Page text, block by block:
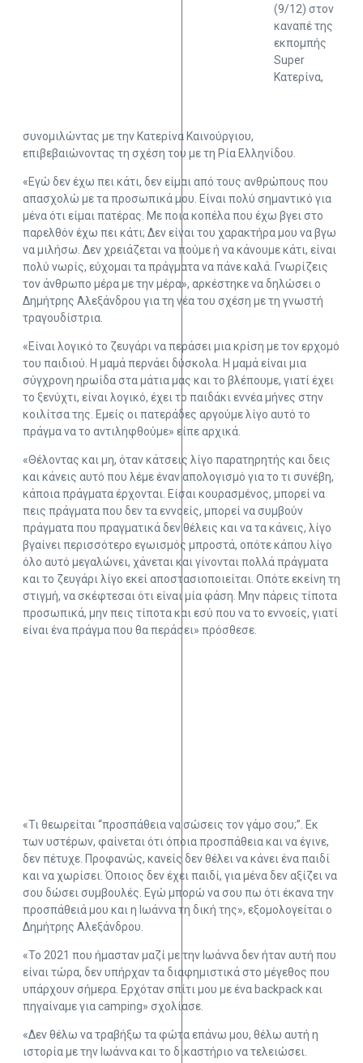
(9/12) στον
καναπέ της
εκπομπής
Super
Κατερίνα,
συνομιλώντας με την Κατερίνα Καινούργιου,
επιβεβαιώνοντας τη σχέση του με τη Ρία Ελληνίδου.
«Εγώ δεν έχω πει κάτι, δεν είμαι από τους ανθρώπους που
απασχολώ με τα προσωπικά μου. Είναι πολύ σημαντικό για
μένα ότι είμαι πατέρας. Με ποια κοπέλα που έχω βγει στο
παρελθόν έχω πει κάτι; Δεν είναι του χαρακτήρα μου να βγω
να μιλήσω. Δεν χρειάζεται να πούμε ή να κάνουμε κάτι, είναι
πολύ νωρίς, εύχομαι τα πράγματα να πάνε καλά. Γνωρίζεις
τον άνθρωπο μέρα με την μέρα», αρκέστηκε να δηλώσει ο
Δημήτρης Αλεξάνδρου για τη νέα του σχέση με τη γνωστή
τραγουδίστρια.
«Είναι λογικό το ζευγάρι να περάσει μια κρίση με τον ερχομό
του παιδιού. Η μαμά περνάει δύσκολα. Η μαμά είναι μια
σύγχρονη ηρωίδα στα μάτια μας και το βλέπουμε, γιατί έχει
το ξενύχτι, είναι λογικό, έχει το παιδάκι εννέα μήνες στην
κοιλίτσα της. Εμείς οι πατεράδες αργούμε λίγο αυτό το
πράγμα να το αντιληφθούμε» είπε αρχικά.
«Θέλοντας και μη, όταν κάτσεις λίγο παρατηρητής και δεις
και κάνεις αυτό που λέμε έναν απολογισμό για το τι συνέβη,
κάποια πράγματα έρχονται. Είσαι κουρασμένος, μπορεί να
πεις πράγματα που δεν τα εννοείς, μπορεί να συμβούν
πράγματα που πραγματικά δεν θέλεις και να τα κάνεις, λίγο
βγαίνει περισσότερο εγωισμός μπροστά, οπότε κάπου λίγο
όλο αυτό μεγαλώνει, χάνεται και γίνονται πολλά πράγματα
και το ζευγάρι λίγο εκεί αποστασιοποιείται. Οπότε εκείνη τη
στιγμή, να σκέφτεσαι ότι είναι μία φάση. Μην πάρεις τίποτα
προσωπικά, μην πεις τίποτα και εσύ που να το εννοείς, γιατί
είναι ένα πράγμα που θα περάσει» πρόσθεσε.
«Τι θεωρείται “προσπάθεια να σώσεις τον γάμο σου;”. Εκ
των υστέρων, φαίνεται ότι όποια προσπάθεια και να έγινε,
δεν πέτυχε. Προφανώς, κανείς δεν θέλει να κάνει ένα παιδί
και να χωρίσει. Όποιος δεν έχει παιδί, για μένα δεν αξίζει να
σου δώσει συμβουλές. Εγώ μπορώ να σου πω ότι έκανα την
προσπάθειά μου και η Ιωάννα τη δική της», εξομολογείται ο
Δημήτρης Αλεξάνδρου.
«Το 2021 που ήμασταν μαζί με την Ιωάννα δεν ήταν αυτή που
είναι τώρα, δεν υπήρχαν τα διαφημιστικά στο μέγεθος που
υπάρχουν σήμερα. Ερχόταν σπίτι μου με ένα backpack και
πηγαίναμε για camping» σχολίασε.
«Δεν θέλω να τραβήξω τα φώτα επάνω μου, θέλω αυτή η
ιστορία με την Ιωάννα και το δικαστήριο να τελειώσει.